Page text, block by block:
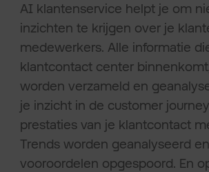
AI klantenservice helpt je om
inzichten te krijgen over je
medewerkers. Alle informatie
klantcontact center
worden verzameld en
je inzicht in de customer
prestaties van je klantcontact
Trends worden geanalyseerd en
vooroordelen opgespoord. En